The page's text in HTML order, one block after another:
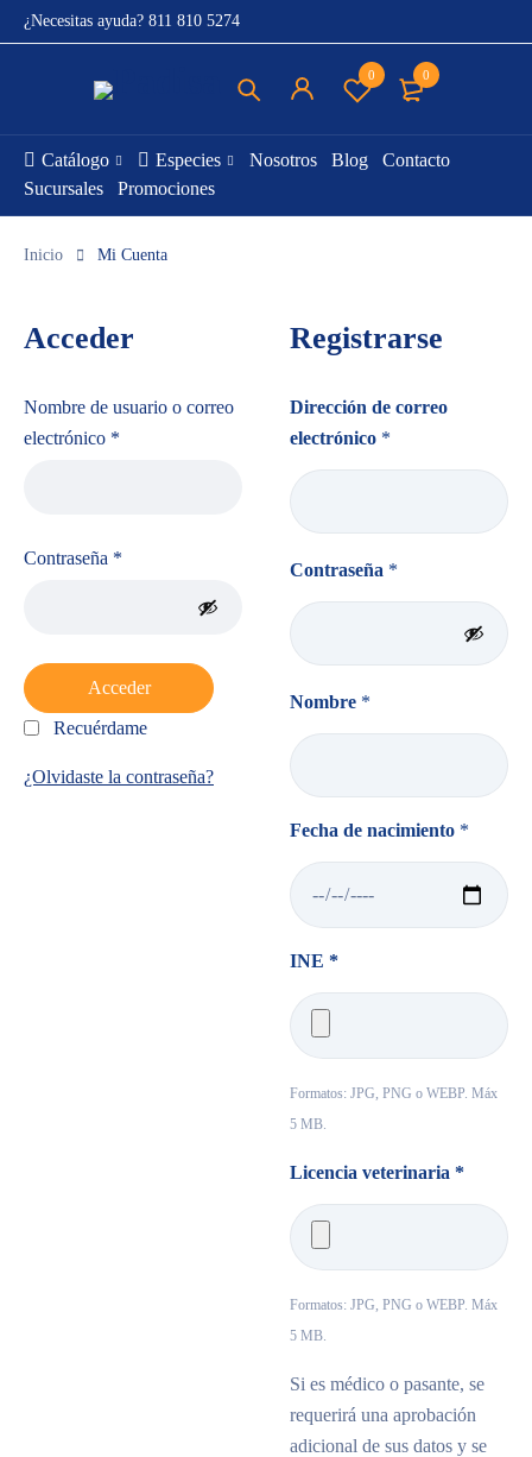
¿Necesitas ayuda? 811 810 5274
0
0
Catálogo Especies Nosotros Blog
Contacto
Sucursales
Promociones
Inicio Mi Cuenta
Acceder
Nombre de usuario o correo
electrónico *
Contraseña *
Recuérdame
Acceder
¿Olvidaste la contraseña?
Registrarse
Dirección de correo
electrónico *
Contraseña *
Nombre *
Fecha de nacimiento *
INE *
Formatos: JPG, PNG o WEBP. Máx
5 MB.
Licencia veterinaria *
Formatos: JPG, PNG o WEBP. Máx
5 MB.
Si es médico o pasante, se
requerirá una aprobación
adicional de sus datos y se